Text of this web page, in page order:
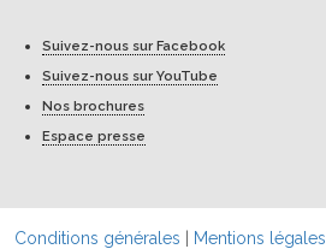
Suivez-nous sur Facebook
Suivez-nous sur YouTube
Nos brochures
Espace presse
Conditions générales Mentions légales